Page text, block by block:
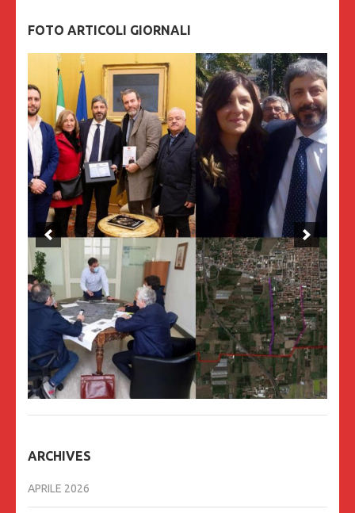
FOTO ARTICOLI GIORNALI
ARCHIVES
APRILE 2026